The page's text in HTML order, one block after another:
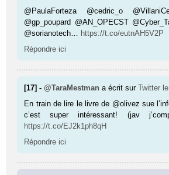
@PaulaForteza @cedric_o
@gp_poupard @AN_OPECST
@sorianotech…
https://t.co/eutnAH5V2P
Répondre ici
[17] -@TaraMestman a écrit surTwitter
En train de lire le livre de @olivez sue
c’est super intéressant! (jav
https://t.co/EJ2k1ph8qH
Répondre ici